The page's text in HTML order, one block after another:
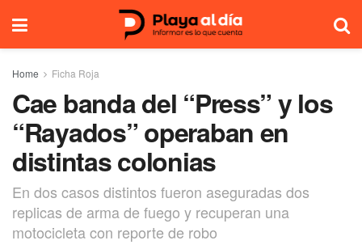
Home Ficha Roja
Cae banda del “Press” y los
“Rayados” operaban en
distintas colonias
En dos casos distintos fueron aseguradas dos
replicas de arma de fuego y recuperan una
motocicleta con reporte de robo